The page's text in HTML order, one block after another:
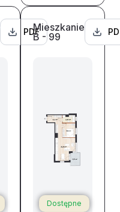
PDFMieszkanie
B - 99
Dostępne